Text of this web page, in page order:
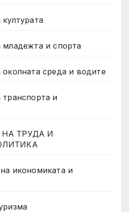
и спорта
среда и водите
и
ТРУДА И
икономиката и